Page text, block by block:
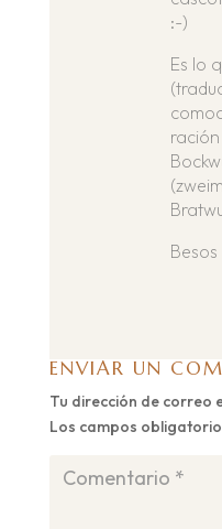
:-)
Es lo
ENVIAR UN
Tu dirección de correo
Los campos